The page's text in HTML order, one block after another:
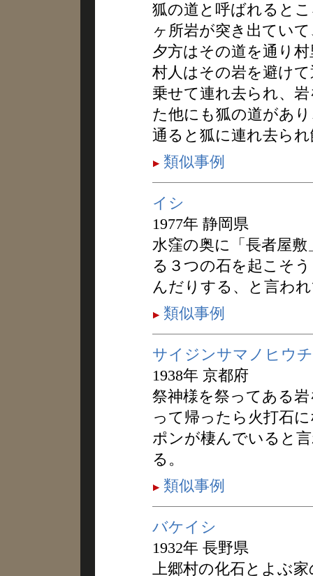
狐の道と呼ばれると
ヶ所岩が突き出てい
夕方はその道を通り
村人はその岩を避け
乗せて連れ去られ、
た他にも狐の道があ
通ると狐に連れ去ら
類似事例
イシ
1977年 静岡県
水窪の奥に「長者屋
る３つの石を起こそ
んだりする、と言わ
類似事例
サイジンサマノヒウ
1938年 京都府
祭神様を祭ってある
って帰ったら火打石
ポンが棲んでいると
る。
類似事例
バケイシ
1932年 長野県
上郷村の化石とよぶ